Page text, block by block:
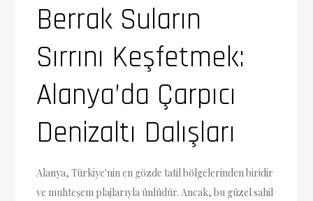
Berrak Suların
Sırrını Keşfetmek:
Alanya’da Çarpıcı
Denizaltı Dalışları
Alanya, Türkiye'nin en gözde tatil bölgelerinden biridir
ve muhteşem plajlarıyla ünlüdür. Ancak, bu güzel sahil